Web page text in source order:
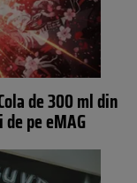
de 300 ml din
pe eMAG